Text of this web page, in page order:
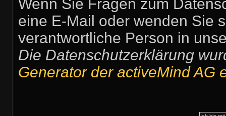
Wenn Sie Fragen zum
eine E-Mail oder wenden Sie
verantwortliche Person in
Die Datenschutzerklärung
Generator der activeMind AG